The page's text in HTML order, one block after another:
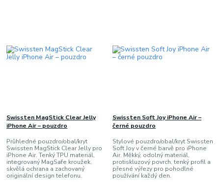
Swissten MagStick Clear Jelly
iPhone Air – pouzdro
Průhledné pouzdro/obal/kryt
Swissten MagStick Clear Jelly pro
iPhone Air. Tenký TPU materiál,
integrovaný MagSafe kroužek,
skvělá ochrana a zachovaný
originální design telefonu.
Swissten Soft Joy iPhone Air –
černé pouzdro
Stylové pouzdro/obal/kryt Swissten
Soft Joy v černé barvě pro iPhone
Air. Měkký, odolný materiál,
protiskluzový povrch, tenký profil a
přesné výřezy pro pohodlné
používání každý den.